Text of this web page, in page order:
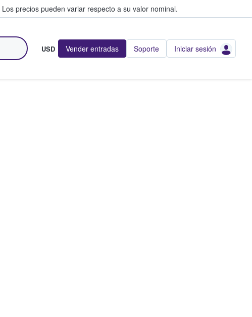
Los precios pueden variar respecto a su valor nominal.
USD Vender entradas Soporte Iniciar sesión